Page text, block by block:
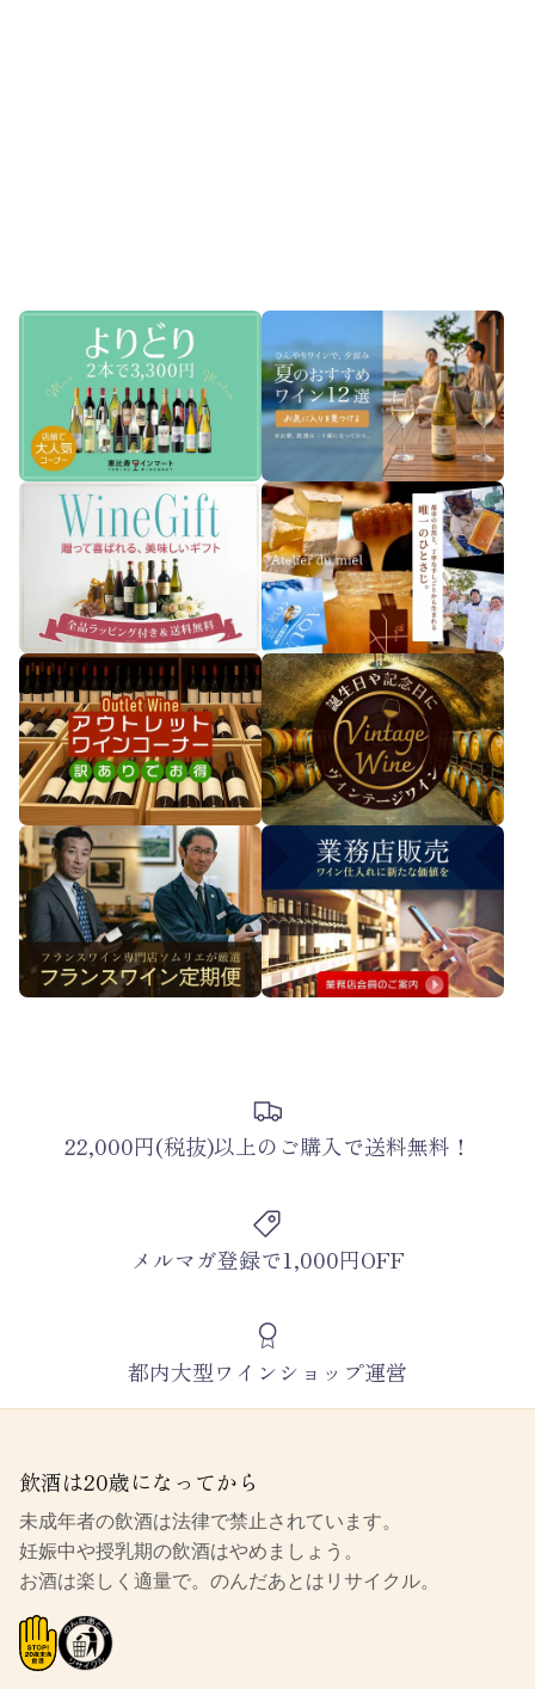
22,000円(税抜)以上のご購入で送料無料！
メルマガ登録で1,000円OFF
都内大型ワインショップ運営
飲酒は20歳になってから
未成年者の飲酒は法律で禁止されています。
妊娠中や授乳期の飲酒はやめましょう。
お酒は楽しく適量で。のんだあとはリサイクル。